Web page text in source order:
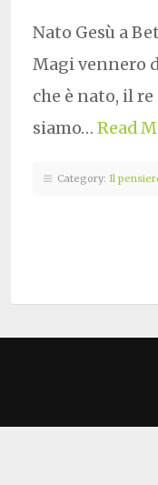
Nato Gesù a
Magi vennero
che è nato, il
siamo… Read
Category: Il